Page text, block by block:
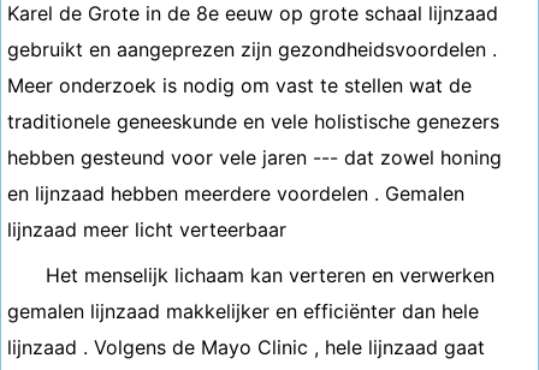
Karel de Grote in de 8e eeuw op grote schaal lijnzaad
gebruikt en aangeprezen zijn gezondheidsvoordelen .
Meer onderzoek is nodig om vast te stellen wat de
traditionele geneeskunde en vele holistische genezers
hebben gesteund voor vele jaren --- dat zowel honing
en lijnzaad hebben meerdere voordelen . Gemalen
lijnzaad meer licht verteerbaar
Het menselijk lichaam kan verteren en verwerken
gemalen lijnzaad makkelijker en efficiënter dan hele
lijnzaad . Volgens de Mayo Clinic , hele lijnzaad gaat